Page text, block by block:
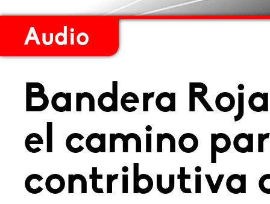
Audio
Bandera
el camino
contributiva